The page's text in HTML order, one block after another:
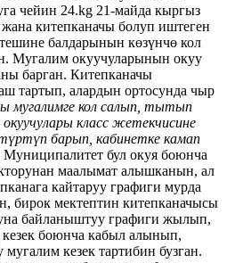
чейин 24.kg 21-майда кыргыз
китепканачы болуп иштеген
балдарынын көзүнчө кол
Мугалим окуучуларынын окуу
барган. Китепканачы
тартып, алардын ортосунда чыр
мугалимге кол салып, тытып
класс жетекчисине
барып, кабинетке камап
Муниципалитет бул окуя боюнча
маалымат алышканын, ал
кайтаруу графиги мурда
бирок мектептин китепканачысы
байланыштуу графиги жылып,
боюнча кабыл алынып,
кезек тартибин бузган.